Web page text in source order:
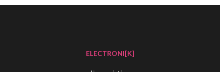
ELECTRONI[K]